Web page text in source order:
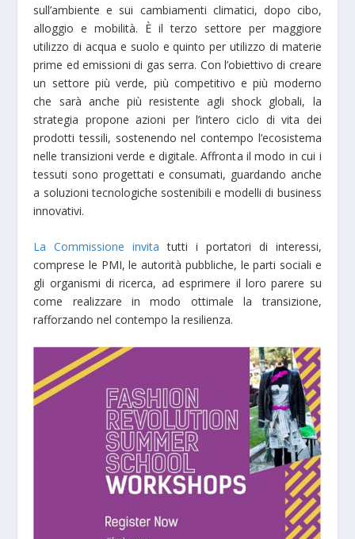
sull’ambiente e sui cambiamenti climatici, dopo cibo,
alloggio e mobilità. È il terzo settore per maggiore
utilizzo di acqua e suolo e quinto per utilizzo di materie
prime ed emissioni di gas serra. Con l’obiettivo di creare
un settore più verde, più competitivo e più moderno
che sarà anche più resistente agli shock globali, la
strategia propone azioni per l’intero ciclo di vita dei
prodotti tessili, sostenendo nel contempo l’ecosistema
nelle transizioni verde e digitale. Affronta il modo in cui i
tessuti sono progettati e consumati, guardando anche
a soluzioni tecnologiche sostenibili e modelli di business
innovativi.
La Commissione invita tutti i portatori di interessi,
comprese le PMI, le autorità pubbliche, le parti sociali e
gli organismi di ricerca, ad esprimere il loro parere su
come realizzare in modo ottimale la transizione,
rafforzando nel contempo la resilienza.